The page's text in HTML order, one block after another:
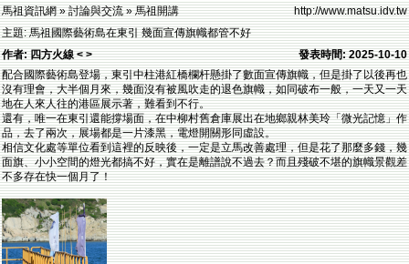
馬祖資訊網 » 討論與交流 » 馬祖開講
http://www.matsu.idv.tw
主題: 馬祖國際藝術島在東引 幾面宣傳旗幟都管不好
作者: 四方火線 < >
發表時間: 2025-10-10
配合國際藝術島登場，東引中柱港紅橋欄杆懸掛了數面宣傳旗幟，但是掛了以後再也
沒有理會，大半個月來，幾面沒有被風吹走的退色旗幟，如同破布一般，一天又一天
地在人來人往的港區展示著，難看到不行。
還有，唯一在東引還能撐場面，在中柳村舊倉庫展出在地鄉親林美玲「微光記憶」作
品，去了兩次，展場都是一片漆黑，電燈開關形同虛設。
相信文化處等單位看到這裡的反映後，一定是立馬改善處理，但是花了那麼多錢，幾
面旗、小小空間的燈光都搞不好，實在是離譜說不過去？而且殘破不堪的旗幟景觀差
不多存在快一個月了！